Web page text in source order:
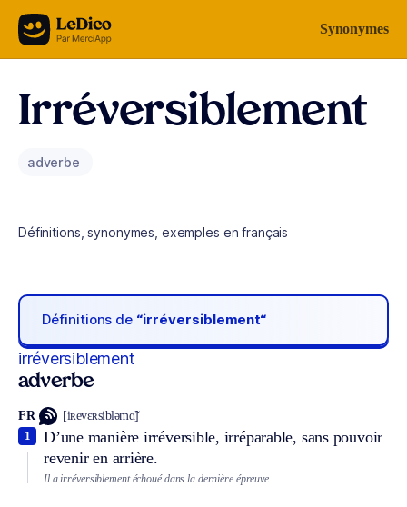
Aller au contenu Synonymes
Irréversiblement
adverbe
Définitions, synonymes, exemples en français
Définitions de “irréversiblement“
irréversiblement
adverbe
FR [iʀevɛʀsibləmɑ̃]
D’une manière irréversible, irréparable, sans pouvoir
revenir en arrière.
1
Il a irréversiblement échoué dans la dernière épreuve.